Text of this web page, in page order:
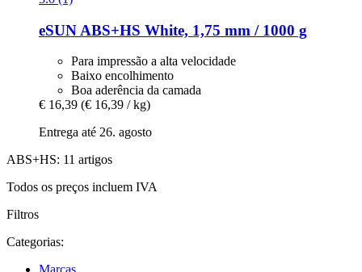
eSUN ABS+HS White, 1,75 mm / 1000 g
Para impressão a alta velocidade
Baixo encolhimento
Boa aderência da camada
€ 16,39 (€ 16,39 / kg)
Entrega até 26. agosto
ABS+HS: 11 artigos
Todos os preços incluem IVA
Filtros
Categorias: